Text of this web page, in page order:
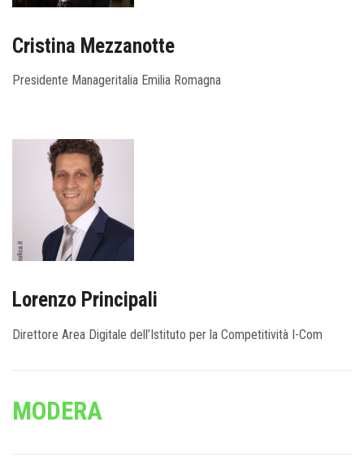
Cristina Mezzanotte
Presidente Manageritalia Emilia Romagna
Lorenzo Principali
Direttore Area Digitale dell’Istituto per la Competitività I-Com
MODERA